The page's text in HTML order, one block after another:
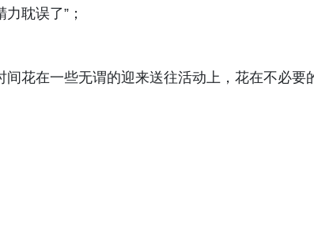
耽误了”；
花在一些无谓的迎来送往活动上，花在不必要